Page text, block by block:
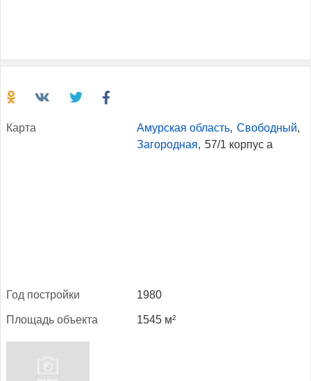
Кар­та Амурская область, Свободный,
Загородная, 57/1 корпус a
Год пос­трой­ки 1980
Пло­щадь объ­ек­та 1545 м²